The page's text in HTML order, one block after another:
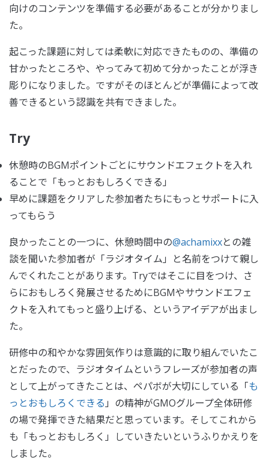
向けのコンテンツを準備する必要があることが分かりまし
た。
起こった課題に対しては柔軟に対応できたものの、準備の
甘かったところや、やってみて初めて分かったことが浮き
彫りになりました。ですがそのほとんどが準備によって改
善できるという認識を共有できました。
Try
休憩時のBGMポイントごとにサウンドエフェクトを入れ
ることで「もっとおもしろくできる」
早めに課題をクリアした参加者たちにもっとサポートに入
ってもらう
良かったことの一つに、休憩時間中の@achamixxとの雑
談を聞いた参加者が「ラジオタイム」と名前をつけて親し
んでくれたことがあります。Tryではそこに目をつけ、さ
らにおもしろく発展させるためにBGMやサウンドエフェ
クトを入れてもっと盛り上げる、というアイデアが出まし
た。
研修中の和やかな雰囲気作りは意識的に取り組んでいたこ
とだったので、ラジオタイムというフレーズが参加者の声
として上がってきたことは、ペパボが大切にしている「も
っとおもしろくできる 」の精神がGMOグループ全体研修
の場で発揮できた結果だと思っています。そしてこれから
も「もっとおもしろく」していきたいというふりかえりを
しました。